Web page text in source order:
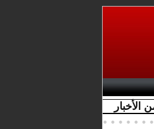
الأخبار